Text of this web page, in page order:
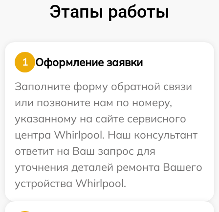
Этапы работы
1
Оформление заявки
Заполните форму обратной связи
или позвоните нам по номеру,
указанному на сайте сервисного
центра Whirlpool. Наш консультант
ответит на Ваш запрос для
уточнения деталей ремонта Вашего
устройства Whirlpool.